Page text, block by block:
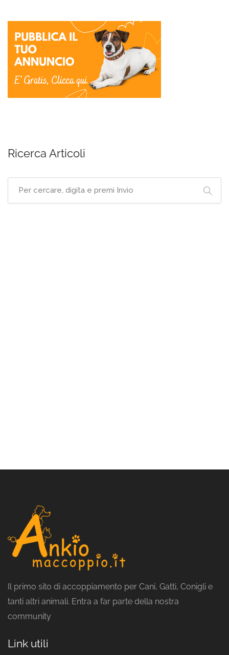
Ricerca Articoli
Il primo sito di accoppiamento per Cani, Gatti, Conigli e
tanti altri animali. Entra a far parte della nostra
community
Link utili